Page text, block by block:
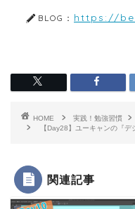
BLOG： https://
HOME 実践！勉強習慣
【Day28】ユーキャンの『
関連記事